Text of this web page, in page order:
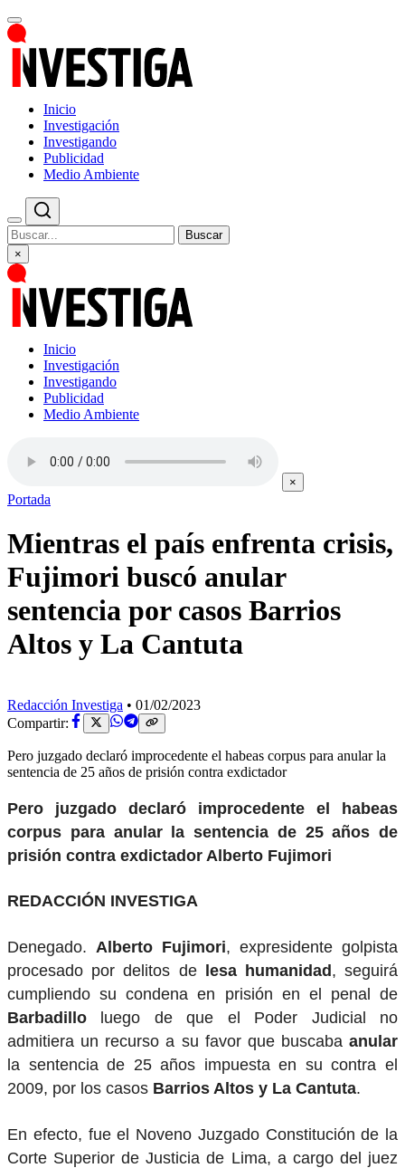
Inicio
Investigación
Investigando
Publicidad
Medio Ambiente
Buscar
×
Inicio
Investigación
Investigando
Publicidad
Medio Ambiente
×
Portada
Mientras el país enfrenta crisis,
Fujimori buscó anular
sentencia por casos Barrios
Altos y La Cantuta
Redacción Investiga • 01/02/2023
Compartir:
Pero juzgado declaró improcedente el habeas corpus para anular la
sentencia de 25 años de prisión contra exdictador
Pero juzgado declaró improcedente el habeas
corpus para anular la sentencia de 25 años de
prisión contra exdictador Alberto Fujimori
REDACCIÓN INVESTIGA
Denegado. Alberto Fujimori, expresidente golpista
procesado por delitos de
lesa humanidad , seguirá
cumpliendo su condena en prisión en el penal de
Barbadillo luego de que el Poder Judicial no
admitiera un recurso a su favor que buscaba anular
la sentencia de 25 años impuesta en su contra el
2009, por los casos Barrios Altos y La Cantuta.
En efecto, fue el Noveno Juzgado Constitución de la
Corte Superior de Justicia de Lima, a cargo del juez